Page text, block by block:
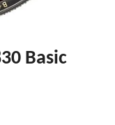
Basic